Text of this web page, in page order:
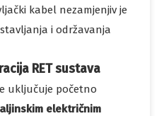
kabel nezamjenjiv je
i održavanja
RET sustava
uključuje početno
električnim